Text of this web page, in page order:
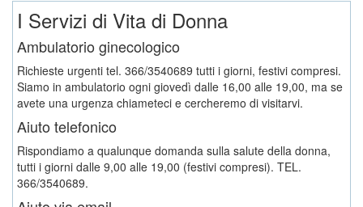
I Servizi di Vita di Donna
Ambulatorio ginecologico
Richieste urgenti tel. 366/3540689 tutti i giorni, festivi compresi.
Siamo in ambulatorio ogni giovedì dalle 16,00 alle 19,00, ma se
avete una urgenza chiameteci e cercheremo di visitarvi.
Aiuto telefonico
Rispondiamo a qualunque domanda sulla salute della donna,
tutti i giorni dalle 9,00 alle 19,00 (festivi compresi). TEL.
366/3540689.